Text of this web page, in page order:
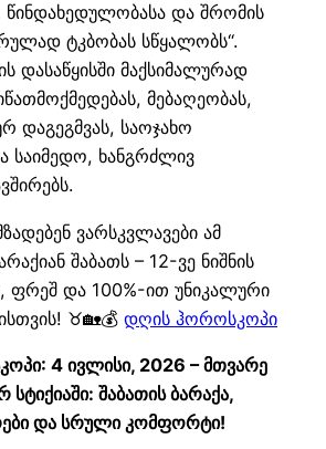
და შრომის
ტკბობას სწყალობს“.
დასაწყისში მაქსიმალურად
მებაღეობას,
დაგეგმვას, საოჯახო
საიმედო, ხანგრძლივ
ვარსკვლავები ამ
შაბათს – 12-ვე ნიშნის
და 100%-ით უნიკალური
♉🏡💰 დღის ჰოროსკოპი
4 ივლისი, 2026 – მთვარე
სტიქიაში: შაბათის ბარაქა,
და სრული კომფორტი!